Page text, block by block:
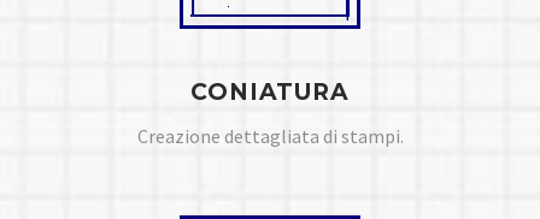
CONIATURA
Creazione dettagliata di stampi.